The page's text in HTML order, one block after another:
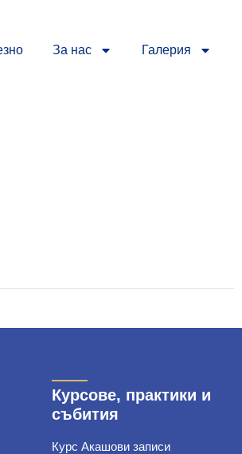
За нас Галерия
Курсове, практики и
събития
Курс Акашови записи